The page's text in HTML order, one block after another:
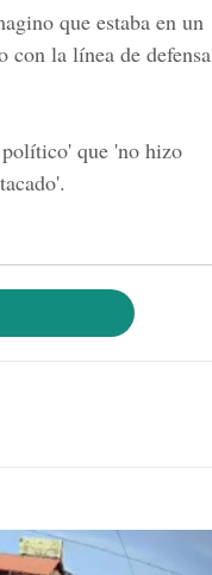
que estaba en un
la línea de defensa
que 'no hizo